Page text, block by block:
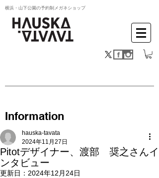
横浜・山下公園の予約制メガネショップ
Information
Pitotデザイナー、渡部 奨之さんイ
ンタビュー
hauska-tavata
2024年11月27日
更新日： 2024年12月24日